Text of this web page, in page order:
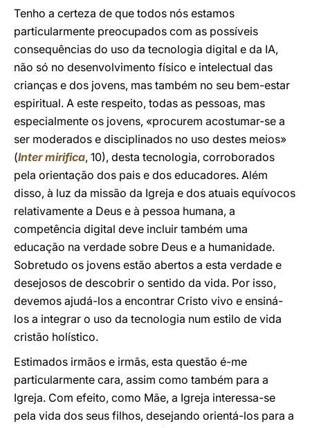
Tenho a certeza de que todos nós estamos
particularmente preocupados com as possíveis
consequências do uso da tecnologia digital e da IA,
não só no desenvolvimento físico e intelectual das
crianças e dos jovens, mas também no seu bem-estar
espiritual. A este respeito, todas as pessoas, mas
especialmente os jovens, «procurem acostumar-se a
ser moderados e disciplinados no uso destes meios»
(Inter mirifica, 10), desta tecnologia, corroborados
pela orientação dos pais e dos educadores. Além
disso, à luz da missão da Igreja e dos atuais equívocos
relativamente a Deus e à pessoa humana, a
competência digital deve incluir também uma
educação na verdade sobre Deus e a humanidade.
Sobretudo os jovens estão abertos a esta verdade e
desejosos de descobrir o sentido da vida. Por isso,
devemos ajudá-los a encontrar Cristo vivo e ensiná-
los a integrar o uso da tecnologia num estilo de vida
cristão holístico.
Estimados irmãos e irmãs, esta questão é-me
particularmente cara, assim como também para a
Igreja. Com efeito, como Mãe, a Igreja interessa-se
pela vida dos seus filhos, desejando orientá-los para a